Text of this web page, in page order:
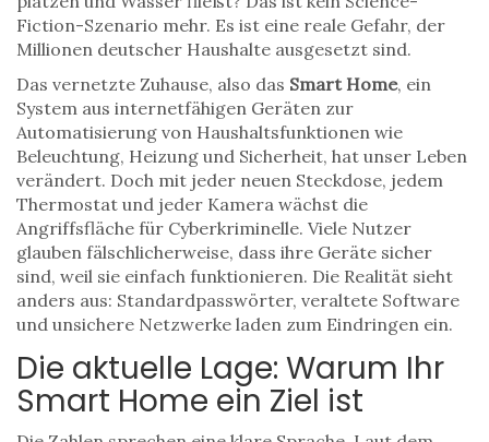
Fiction-Szenario mehr. Es ist eine reale Gefahr, der
Millionen deutscher Haushalte ausgesetzt sind.
Das vernetzte Zuhause, also das Smart Home, ein
System aus internetfähigen Geräten zur
Automatisierung von Haushaltsfunktionen wie
Beleuchtung, Heizung und Sicherheit, hat unser Leben
verändert. Doch mit jeder neuen Steckdose, jedem
Thermostat und jeder Kamera wächst die
Angriffsfläche für Cyberkriminelle. Viele Nutzer
glauben fälschlicherweise, dass ihre Geräte sicher
sind, weil sie einfach funktionieren. Die Realität sieht
anders aus: Standardpasswörter, veraltete Software
und unsichere Netzwerke laden zum Eindringen ein.
Die aktuelle Lage: Warum Ihr
Smart Home ein Ziel ist